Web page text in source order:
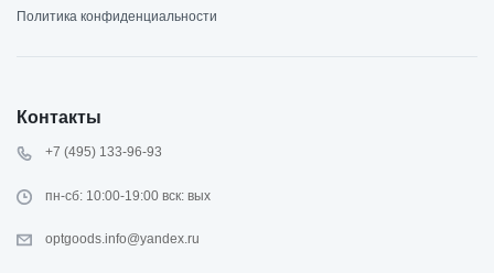
Политика конфиденциальности
Контакты
+7 (495) 133-96-93
пн-сб: 10:00-19:00 вск: вых
optgoods.info@yandex.ru